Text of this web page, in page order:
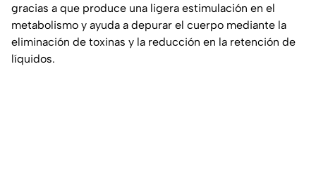
gracias a que produce una ligera estimulación en el
metabolismo y ayuda a depurar el cuerpo mediante la
eliminación de toxinas y la reducción en la retención de
líquidos.